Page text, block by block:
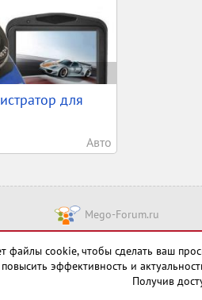
для
Авто
Mego-Forum.ru
файлы cookie, чтобы сделать ваш
повысить эффективность и
Получив